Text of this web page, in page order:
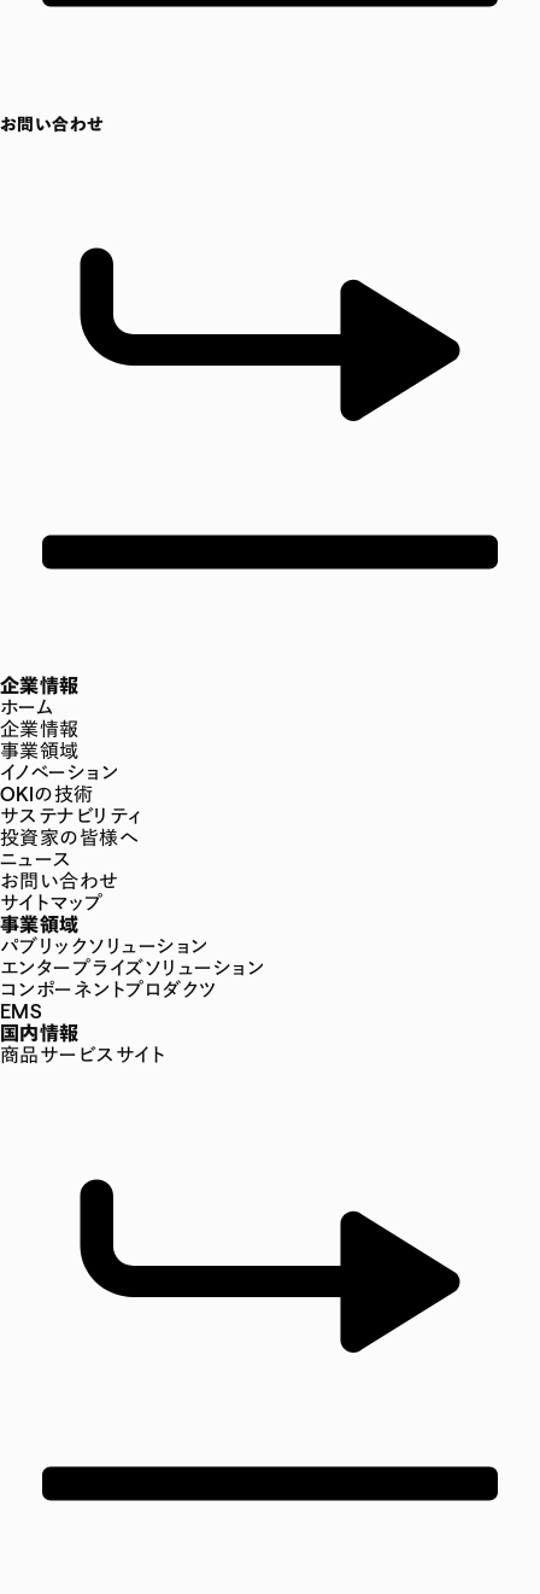
お問い合わせ
企業情報
ホーム
企業情報
事業領域
イノベーション
OKIの技術
サステナビリティ
投資家の皆様へ
ニュース
お問い合わせ
サイトマップ
事業領域
パブリックソリューション
エンタープライズソリューション
コンポーネントプロダクツ
EMS
国内情報
商品サービスサイト